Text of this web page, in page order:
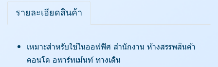
รายละเอียดสินค้า
เหมาะสำหรับใช้ในออฟฟิศ สำนักงาน ห้างสรรพสินค้า
คอนโด อพาร์ทเม้นท์ ทางเดิน